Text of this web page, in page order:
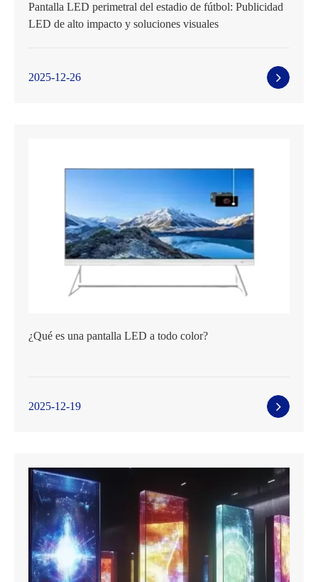
Pantalla LED perimetral del estadio de fútbol: Publicidad
LED de alto impacto y soluciones visuales
2025-12-26
¿Qué es una pantalla LED a todo color?
2025-12-19